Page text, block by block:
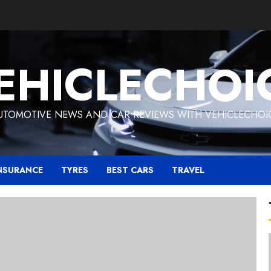
NEWS AND CAR REVIEWS WITH
TYRES BEST CARS TRAVEL